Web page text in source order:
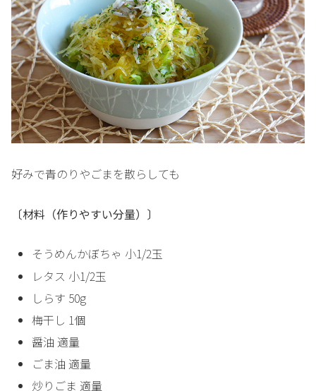
好みで青のりやごまを散らしても
〔材料（作りやすい分量）〕
そうめんかぼちゃ 小1/2玉
レタス 小1/2玉
しらす 50g
梅干し 1個
醤油 適量
ごま油 適量
炒りごま 適量